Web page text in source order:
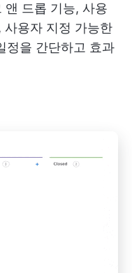
드롭 기능, 사용
사용자 지정 가능한
정을 간단하고 효과